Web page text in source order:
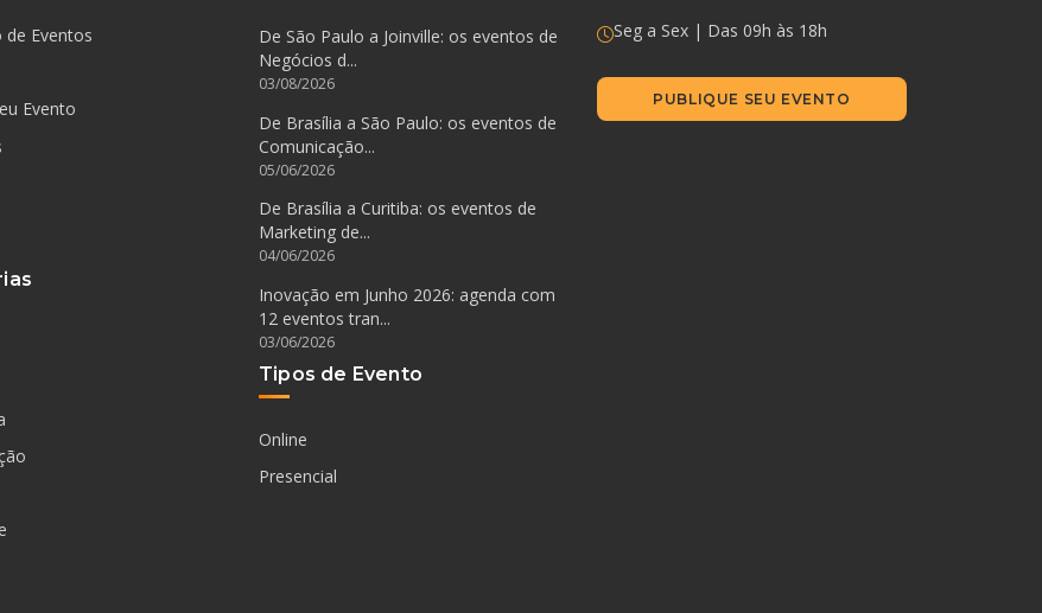
de Eventos
Evento
De São Paulo a Joinville: os eventos de
Negócios d...
03/08/2026
De Brasília a São Paulo: os eventos de
Comunicação...
05/06/2026
De Brasília a Curitiba: os eventos de
Marketing de...
04/06/2026
Inovação em Junho 2026: agenda com
12 eventos tran...
03/06/2026
Tipos de Evento
Online
Presencial
Seg a Sex | Das 09h às 18h
PUBLIQUE SEU EVENTO